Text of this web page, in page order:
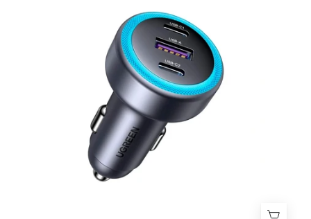
Port
Fast
Car
Charger
–
EC307
–
45843